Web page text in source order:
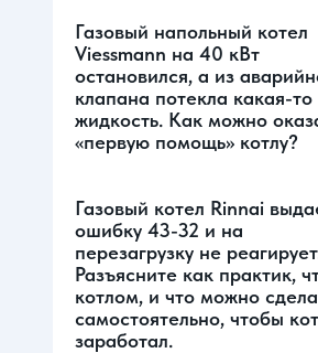
Газовый напольный котел
Viessmann на 40 кВт
остановился, а из
клапана потекла какая-то
жидкость. Как можно
«первую помощь» котлу?
Газовый котел Rinnai
ошибку 43-32 и на
перезагрузку не
Разъясните как практик,
котлом, и что можно
самостоятельно, чтобы
заработал.